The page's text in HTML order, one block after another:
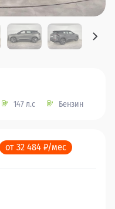
147 л.с Бензин
от 32 484 ₽/мес